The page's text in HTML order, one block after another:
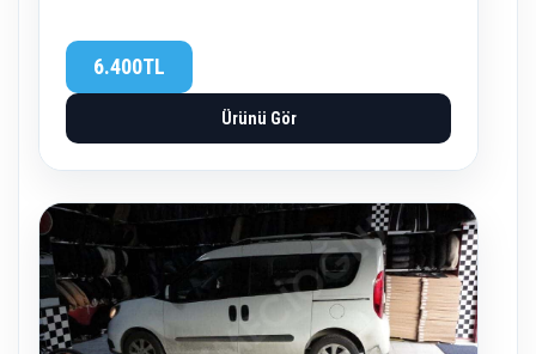
6.400TL
Ürünü Gör